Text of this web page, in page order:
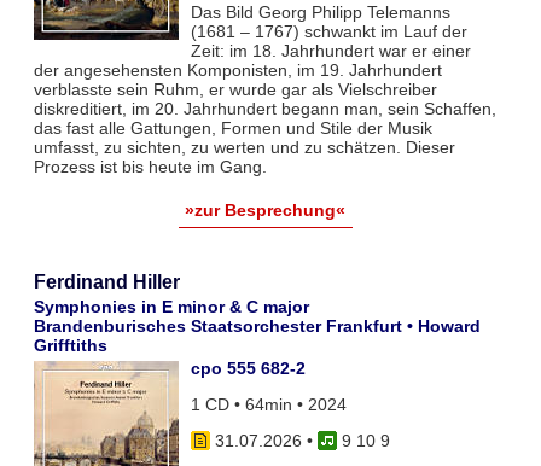
Das Bild Georg Philipp Telemanns
(1681 – 1767) schwankt im Lauf der
Zeit: im 18. Jahrhundert war er einer
der angesehensten Komponisten, im 19. Jahrhundert
verblasste sein Ruhm, er wurde gar als Vielschreiber
diskreditiert, im 20. Jahrhundert begann man, sein Schaffen,
das fast alle Gattungen, Formen und Stile der Musik
umfasst, zu sichten, zu werten und zu schätzen. Dieser
Prozess ist bis heute im Gang.
»zur Besprechung«
Ferdinand Hiller
Symphonies in E minor & C major
Brandenburisches Staatsorchester Frankfurt • Howard
Grifftiths
cpo 555 682-2
1 CD • 64min • 2024
31.07.2026 •
9 10 9